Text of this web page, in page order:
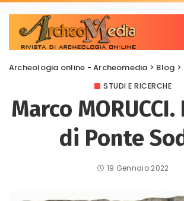
Archeologia online - Archeomedia > Blog >
STUDI E RICERCHE
Marco
di Ponte
19 Gennaio 2022